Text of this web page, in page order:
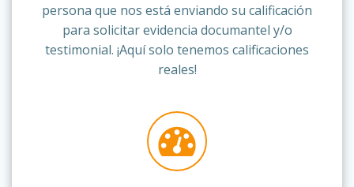
persona que nos está enviando su calificación
para solicitar evidencia documantel y/o
testimonial. ¡Aquí solo tenemos calificaciones
reales!